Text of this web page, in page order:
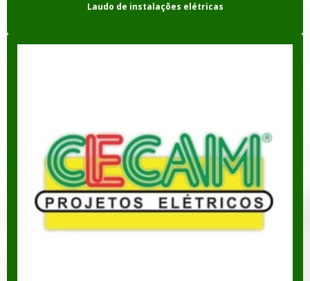
Laudo de instalações elétricas